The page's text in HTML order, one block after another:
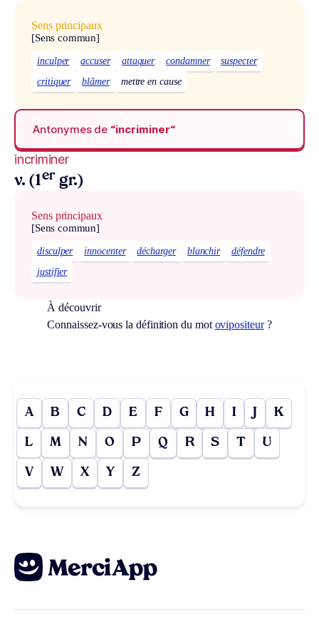
Sens principaux
[Sens commun]
inculper accuser attaquer condamner
suspecter
critiquer
blâmer mettre en cause
Antonymes de “incriminer“
incriminer
v. (1er gr.)
Sens principaux
[Sens commun]
disculper innocenter décharger blanchir
défendre
justifier
À découvrir
Connaissez-vous la définition du mot ovipositeur?
A B C D E F G H I J K
L M N O P Q R S T U
V W X Y Z